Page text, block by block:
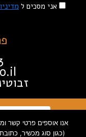
אני מסכים ל
זבוטינסקי
אנו אוספים פרטי קשר